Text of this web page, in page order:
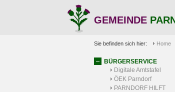
GEMEINDE
Sie befinden sich hier: Home
BÜRGERSERVICE
Digitale Amtstafel
ÖEK Parndorf
PARNDORF HILFT